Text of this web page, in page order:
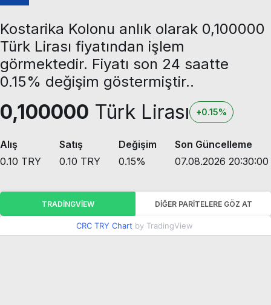
Kostarika Kolonu anlık olarak 0,100000
Türk Lirası fiyatından işlem
görmektedir. Fiyatı son 24 saatte
0.15% değişim göstermiştir..
0,100000 Türk Lirası +0.15%
Alış
0.10 TRY
Satış
0.10 TRY
Değişim
0.15%
Son Güncelleme
07.08.2026 20:30:00
TRADINGVIEW DIĞER PARITELERE GÖZ AT
CRC TRY Chart by TradingView